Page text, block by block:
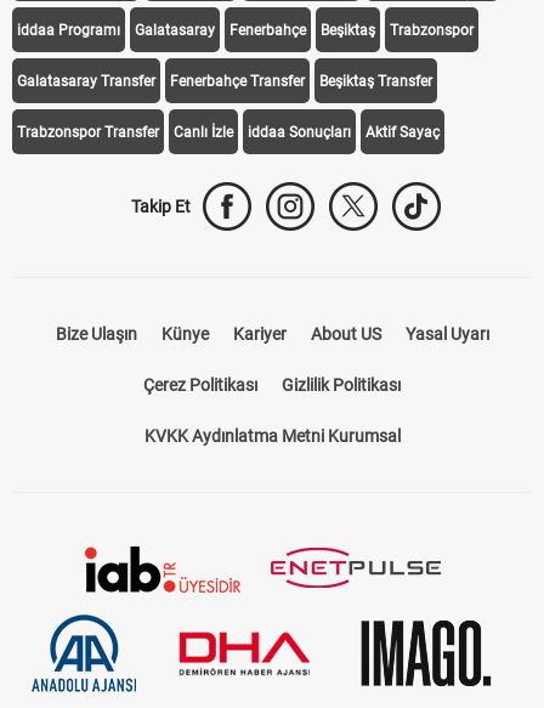
Transfer Haberleri TV'de Bugün Süper Lig Fikstür Süper Lig Haberleri
iddaa Programı Galatasaray Fenerbahçe Beşiktaş Trabzonspor
Galatasaray Transfer Fenerbahçe Transfer Beşiktaş Transfer
Canlı İzle iddaa Sonuçları Aktif Sayaç
Künye Kariyer About US
Çerez Politikası Gizlilik Politikası